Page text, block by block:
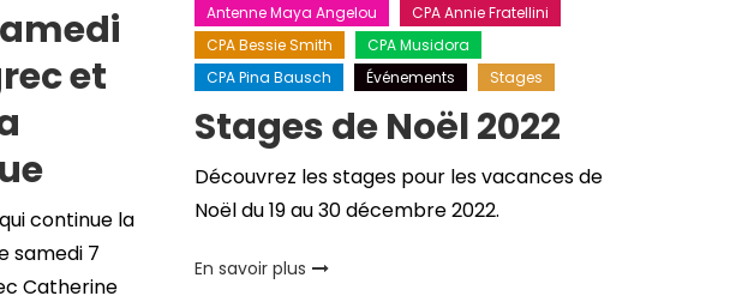
et
continue la
samedi 7
Catherine
Antenne Maya Angelou
CPA Annie Fratellini
CPA Bessie Smith
CPA Musidora
CPA Pina Bausch
Événements Stages
Stages de Noël 2022
Découvrez les stages pour les vacances de
Noël du 19 au 30 décembre 2022.
En savoir plus